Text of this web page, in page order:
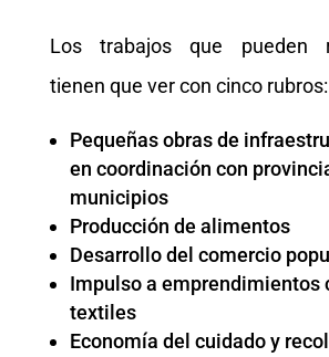
Los trabajos que pueden
tienen que ver con cinco rubros:
Pequeñas obras de
en coordinación con
municipios
Producción de alimentos
Desarrollo del comercio
Impulso a emprendimientos
textiles
Economía del cuidado y